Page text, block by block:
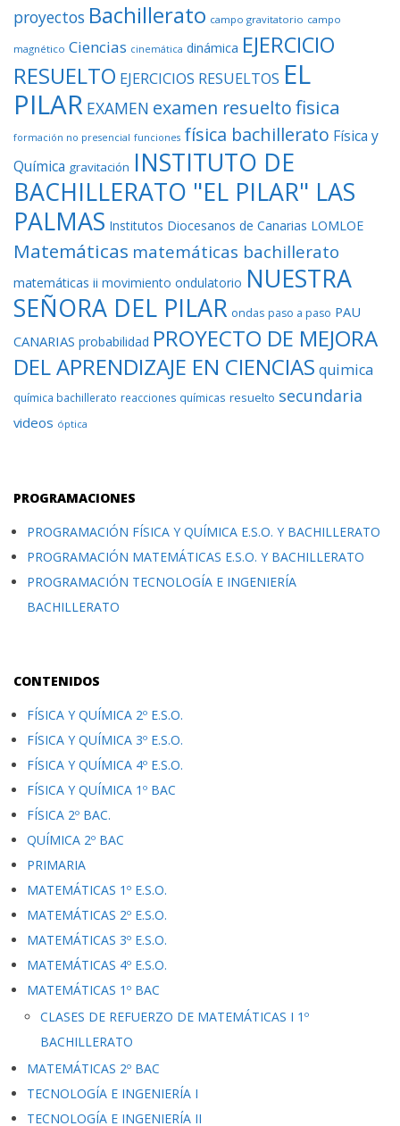
proyectos Bachillerato campo gravitatorio campo
magnético Ciencias cinemática dinámica EJERCICIO
RESUELTO EJERCICIOS RESUELTOS EL
PILAR EXAMEN examen resueltofisica
formación no presencial funciones física bachillerato Física y
Química gravitación INSTITUTO DE
BACHILLERATO "EL PILAR" LAS
PALMAS Institutos Diocesanos de Canarias LOMLOE
Matemáticas matemáticas bachillerato
matemáticas ii movimiento ondulatorio NUESTRA
SEÑORA DEL PILAR ondas paso a paso PAU
CANARIAS probabilidad PROYECTO DE MEJORA
DEL APRENDIZAJE EN CIENCIAS quimica
química bachillerato reacciones químicas resuelto secundaria
videos óptica
PROGRAMACIONES
PROGRAMACIÓN FÍSICA Y QUÍMICA E.S.O. Y BACHILLERATO
PROGRAMACIÓN MATEMÁTICAS E.S.O. Y BACHILLERATO
PROGRAMACIÓN TECNOLOGÍA E INGENIERÍA
BACHILLERATO
CONTENIDOS
FÍSICA Y QUÍMICA 2º E.S.O.
FÍSICA Y QUÍMICA 3º E.S.O.
FÍSICA Y QUÍMICA 4º E.S.O.
FÍSICA Y QUÍMICA 1º BAC
FÍSICA 2º BAC.
QUÍMICA 2º BAC
PRIMARIA
MATEMÁTICAS 1º E.S.O.
MATEMÁTICAS 2º E.S.O.
MATEMÁTICAS 3º E.S.O.
MATEMÁTICAS 4º E.S.O.
MATEMÁTICAS 1º BAC
CLASES DE REFUERZO DE MATEMÁTICAS I 1º
BACHILLERATO
MATEMÁTICAS 2º BAC
TECNOLOGÍA E INGENIERÍA I
TECNOLOGÍA E INGENIERÍA II